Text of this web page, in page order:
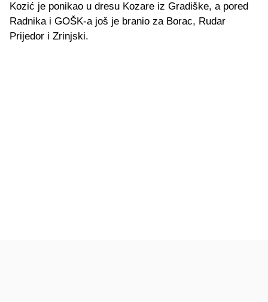
Kozić je ponikao u dresu Kozare iz Gradiške, a pored
Radnika i GOŠK-a još je branio za Borac, Rudar
Prijedor i Zrinjski.